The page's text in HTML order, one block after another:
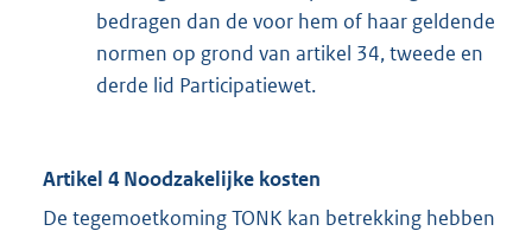
bedragen dan de voor hem of haar geldende
normen op grond van artikel 34, tweede en
derde lid Participatiewet.
Artikel 4 Noodzakelijke kosten
De tegemoetkoming TONK kan betrekking hebben